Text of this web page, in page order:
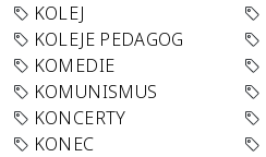
KOLEJ
KOLEJE PEDAGOG
KOMEDIE
KOMUNISMUS
KONCERTY
KONEC